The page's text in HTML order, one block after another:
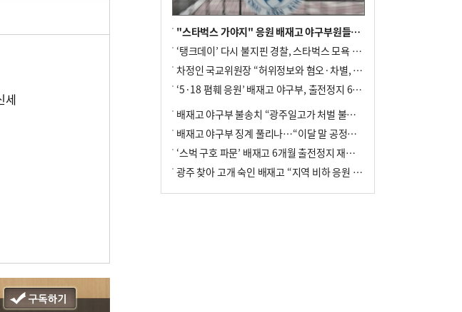
세
"스타벅스 가야지" 응원 배재고 야구부원들, 학교서 징계 처분
‘탱크데이’ 다시 불지핀 경찰, 스타벅스 모욕 혐의 압수수색
차정인 국교위원장 “허위정보와 혐오·차별, 학교 교실까지 유입"
‘5·18 폄훼 응원’ 배재고 야구부, 출전정지 6개월→1개월 감경
배재고 야구부 불송치 “광주일고가 처벌 불원 의사 표해”
배재고 야구부 징계 풀리나…“이달 말 공정위서 재심의”
‘스벅 구호 파문’ 배재고 6개월 출전정지 재심 신청키로
광주 찾아 고개 숙인 배재고 “지역 비하 응원 잘못”(종합)